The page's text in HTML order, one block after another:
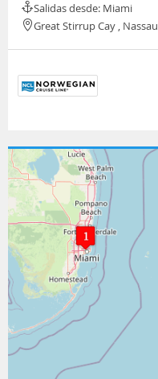
Salidas desde: Miami
Great Stirrup Cay , Nassau